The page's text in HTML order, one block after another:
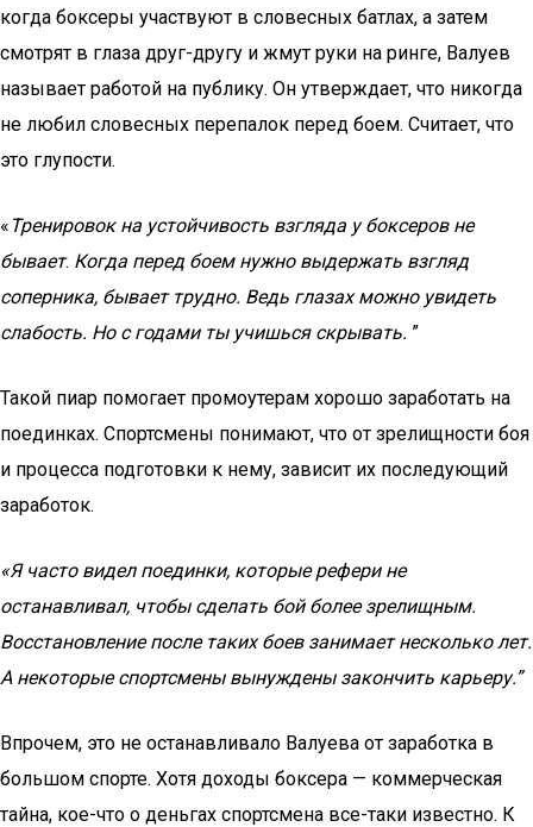
когда боксеры участвуют в словесных батлах, а затем
смотрят в глаза друг-другу и жмут руки на ринге, Валуев
называет работой на публику. Он утверждает, что никогда
не любил словесных перепалок перед боем. Считает, что
это глупости.
« Тренировок на устойчивость взгляда у боксеров не
бывает. Когда перед боем нужно выдержать взгляд
соперника, бывает трудно. Ведь глазах можно увидеть
слабость. Но с годами ты учишься скрывать. ”
Такой пиар помогает промоутерам хорошо заработать на
поединках. Спортсмены понимают, что от зрелищности боя
и процесса подготовки к нему, зависит их последующий
заработок.
«Я часто видел поединки, которые рефери не
останавливал, чтобы сделать бой более зрелищным.
Восстановление после таких боев занимает несколько лет.
А некоторые спортсмены вынуждены закончить карьеру.”
Впрочем, это не останавливало Валуева от заработка в
большом спорте. Хотя доходы боксера — коммерческая
тайна, кое-что о деньгах спортсмена все-таки известно. К